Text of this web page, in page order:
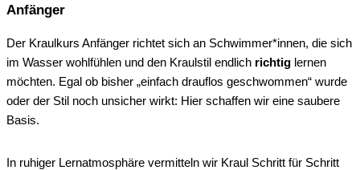
Anfänger
Der Kraulkurs Anfänger richtet sich an Schwimmer*innen, die sich
im Wasser wohlfühlen und den Kraulstil endlich richtig lernen
möchten. Egal ob bisher „einfach drauflos geschwommen“ wurde
oder der Stil noch unsicher wirkt: Hier schaffen wir eine saubere
Basis.
In ruhiger Lernatmosphäre vermitteln wir Kraul Schritt für Schritt